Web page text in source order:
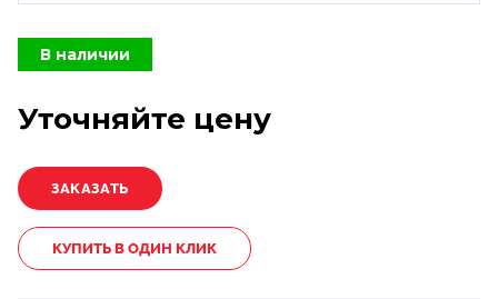
В наличии
Уточняйте цену
КУПИТЬ В ОДИН КЛИК